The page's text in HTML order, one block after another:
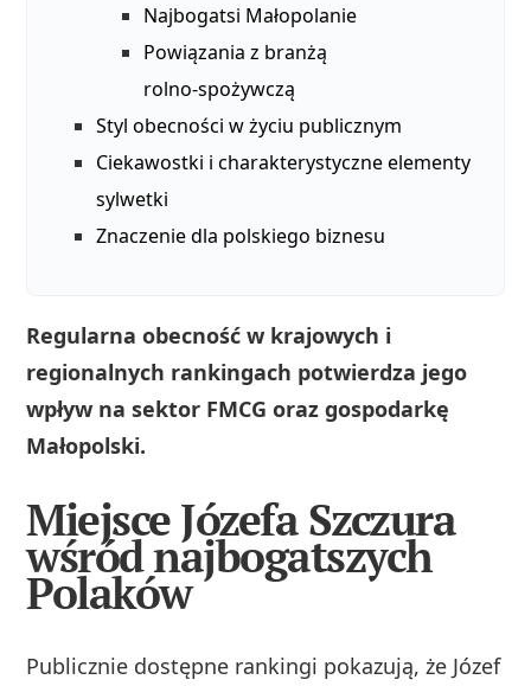
Najbogatsi Małopolanie
Powiązania z branżą
rolno‑spożywczą
Styl obecności w życiu publicznym
Ciekawostki i charakterystyczne elementy
sylwetki
Znaczenie dla polskiego biznesu
Regularna obecność w krajowych i
regionalnych rankingach potwierdza jego
wpływ na sektor FMCG oraz gospodarkę
Małopolski.
Miejsce Józefa Szczura
wśród najbogatszych
Polaków
Publicznie dostępne rankingi pokazują, że Józef